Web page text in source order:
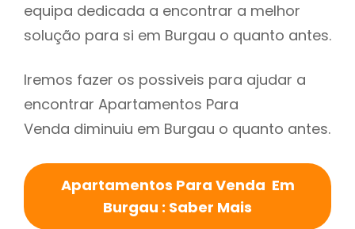
equipa dedicada a encontrar a melhor
solução para si em Burgau o quanto antes.
Iremos fazer os possiveis para ajudar a
encontrar Apartamentos Para
Venda diminuiu em Burgau o quanto antes.
Apartamentos Para Venda Em
Burgau : Saber Mais